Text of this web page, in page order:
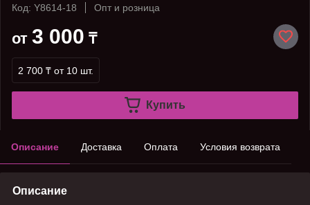
Код: Y8614-18
Опт и розница
от 3 000 ₸
2 700 ₸ от 10 шт.
Купить
Описание Доставка Оплата Условия возврата
Описание